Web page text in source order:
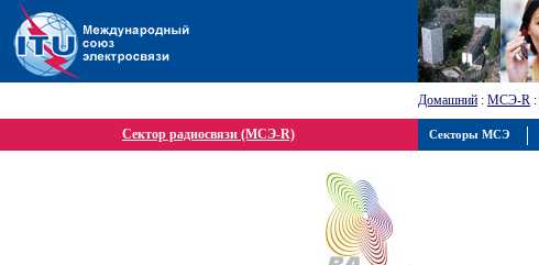
Домашний : МСЭ-R :
Сектор радиосвязи (МСЭ-R) Секторы МСЭ